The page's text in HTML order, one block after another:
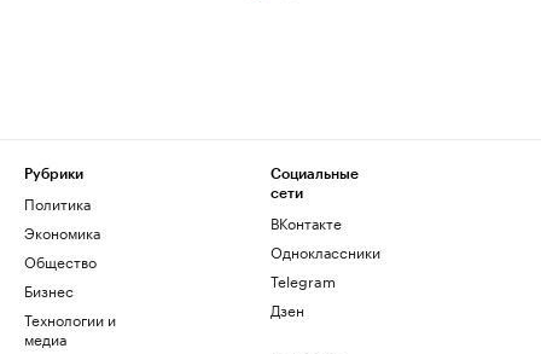
Рубрики
Политика
Экономика
Общество
Бизнес
Технологии и
медиа
Социальные
сети
ВКонтакте
Одноклассники
Telegram
Дзен